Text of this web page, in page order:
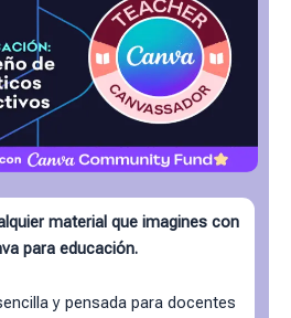
material que imagines con
para educación.
y pensada para docentes